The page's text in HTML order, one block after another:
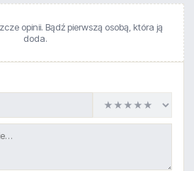
opinii. Bądź pierwszą osobą, która ją
doda.